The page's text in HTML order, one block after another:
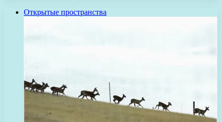
Открытые пространства